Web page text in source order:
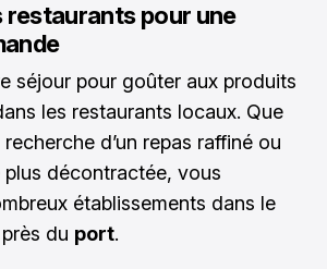
restaurants pour une
séjour pour goûter aux produits
les restaurants locaux. Que
d’un repas raffiné ou
plus décontractée, vous
établissements dans le
du port.